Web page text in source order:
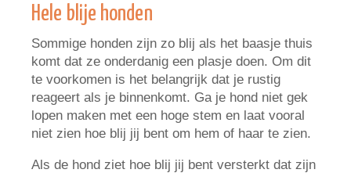
Hele blije honden
Sommige honden zijn zo blij als het baasje thuis
komt dat ze onderdanig een plasje doen. Om dit
te voorkomen is het belangrijk dat je rustig
reageert als je binnenkomt. Ga je hond niet gek
lopen maken met een hoge stem en laat vooral
niet zien hoe blij jij bent om hem of haar te zien.
Als de hond ziet hoe blij jij bent versterkt dat zijn